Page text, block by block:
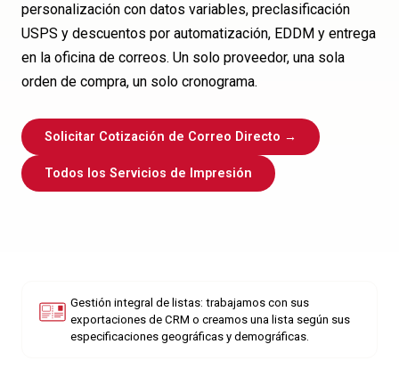
personalización con datos variables, preclasificación
USPS y descuentos por automatización, EDDM y entrega
en la oficina de correos. Un solo proveedor, una sola
orden de compra, un solo cronograma.
Solicitar Cotización de Correo Directo →
Todos los Servicios de Impresión
Gestión integral de listas: trabajamos con sus
exportaciones de CRM o creamos una lista según sus
especificaciones geográficas y demográficas.